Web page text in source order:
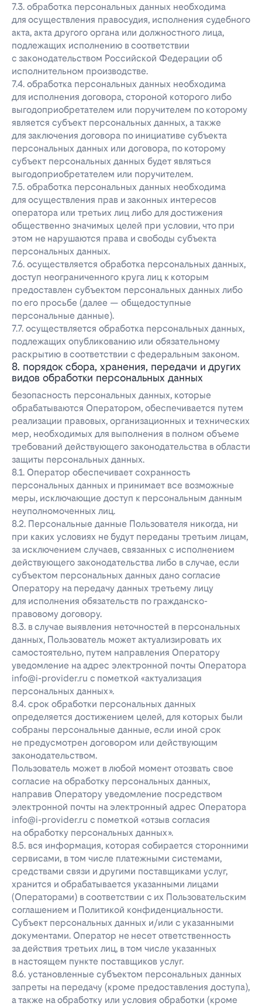
7.3. обработка персональных данных необходима
для осуществления правосудия, исполнения судебного
акта, акта другого органа или должностного лица,
подлежащих исполнению в соответствии
с законодательством Российской Федерации об
исполнительном производстве.
7.4. обработка персональных данных необходима
для исполнения договора, стороной которого либо
выгодоприобретателем или поручителем по которому
является субъект персональных данных, а также
для заключения договора по инициативе субъекта
персональных данных или договора, по которому
субъект персональных данных будет являться
выгодоприобретателем или поручителем.
7.5. обработка персональных данных необходима
для осуществления прав и законных интересов
оператора или третьих лиц либо для достижения
общественно значимых целей при условии, что при
этом не нарушаются права и свободы субъекта
персональных данных.
7.6. осуществляется обработка персональных данных,
доступ неограниченного круга лиц к которым
предоставлен субъектом персональных данных либо
по его просьбе (далее — общедоступные
персональные данные).
7.7. осуществляется обработка персональных данных,
подлежащих опубликованию или обязательному
раскрытию в соответствии с федеральным законом.
8. порядок сбора, хранения, передачи и других
видов обработки персональных данных
безопасность персональных данных, которые
обрабатываются Оператором, обеспечивается путем
реализации правовых, организационных и технических
мер, необходимых для выполнения в полном объеме
требований действующего законодательства в области
защиты персональных данных.
8.1. Оператор обеспечивает сохранность
персональных данных и принимает все возможные
меры, исключающие доступ к персональным данным
неуполномоченных лиц.
8.2. Персональные данные Пользователя никогда, ни
при каких условиях не будут переданы третьим лицам,
за исключением случаев, связанных с исполнением
действующего законодательства либо в случае, если
субъектом персональных данных дано согласие
Оператору на передачу данных третьему лицу
для исполнения обязательств по гражданско-
правовому договору.
8.3. в случае выявления неточностей в персональных
данных, Пользователь может актуализировать их
самостоятельно, путем направления Оператору
уведомление на адрес электронной почты Оператора
info@i-provider.ru с пометкой «актуализация
персональных данных».
8.4. срок обработки персональных данных
определяется достижением целей, для которых были
собраны персональные данные, если иной срок
не предусмотрен договором или действующим
законодательством.
Пользователь может в любой момент отозвать свое
согласие на обработку персональных данных,
направив Оператору уведомление посредством
электронной почты на электронный адрес Оператора
info@i-provider.ru с пометкой «отзыв согласия
на обработку персональных данных».
8.5. вся информация, которая собирается сторонними
сервисами, в том числе платежными системами,
средствами связи и другими поставщиками услуг,
хранится и обрабатывается указанными лицами
(Операторами) в соответствии с их Пользовательским
соглашением и Политикой конфиденциальности.
Субъект персональных данных и/или с указанными
документами. Оператор не несет ответственность
за действия третьих лиц, в том числе указанных
в настоящем пункте поставщиков услуг.
8.6. установленные субъектом персональных данных
запреты на передачу (кроме предоставления доступа),
а также на обработку или условия обработки (кроме